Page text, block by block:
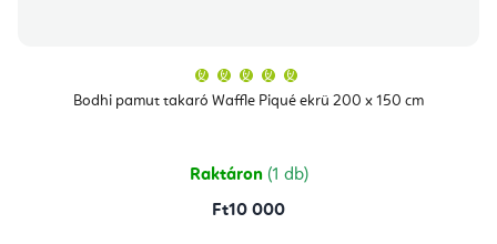
Bodhi pamut takaró Waffle Piqué ekrü 200 x 150 cm
átlagos
értékelése
csillag.
Raktáron (1 db)
Ft10 000